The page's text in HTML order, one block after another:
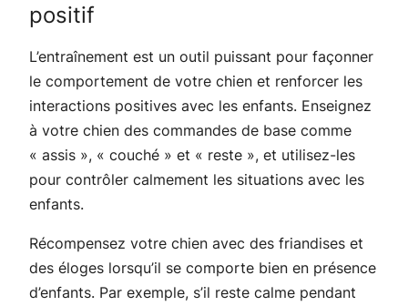
positif
L’entraînement est un outil puissant pour façonner
le comportement de votre chien et renforcer les
interactions positives avec les enfants. Enseignez
à votre chien des commandes de base comme
« assis », « couché » et « reste », et utilisez-les
pour contrôler calmement les situations avec les
enfants.
Récompensez votre chien avec des friandises et
des éloges lorsqu’il se comporte bien en présence
d’enfants. Par exemple, s’il reste calme pendant